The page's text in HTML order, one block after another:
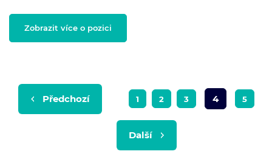
Zobrazit více o pozici
Předchozí 1 2 3 4 5
Další